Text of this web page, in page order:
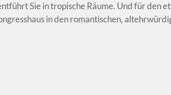
Sie in tropische Räume. Und für den
in den romantischen,